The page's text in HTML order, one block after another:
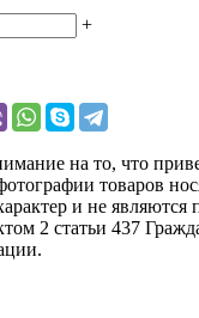
+
на то, что
товаров
и не являются
2 статьи 437